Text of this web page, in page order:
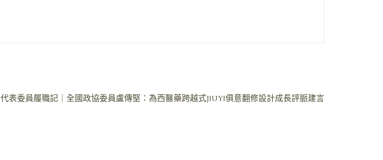
代表委員履職記｜全國政協委員盧傳堅：為西醫藥跨越式JIUYI俱意翻修設計成長評脈建言